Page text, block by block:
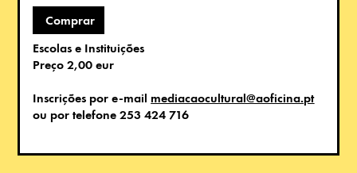
Comprar
Escolas e Instituições
Preço 2,00 eur
Inscrições por e-mail mediacaocultural@aoficina.pt
ou por telefone 253 424 716